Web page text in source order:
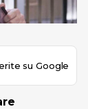
su Google